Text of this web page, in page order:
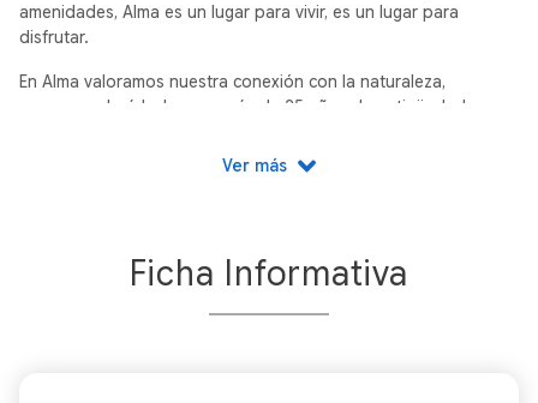
amenidades, Alma es un lugar para vivir, es un lugar para
disfrutar.
En Alma valoramos nuestra conexión con la naturaleza,
conservando árboles con más de 25 años de antigüedad en
ambiente acogedor para disfrutar.
Ver más
Ficha Informativa